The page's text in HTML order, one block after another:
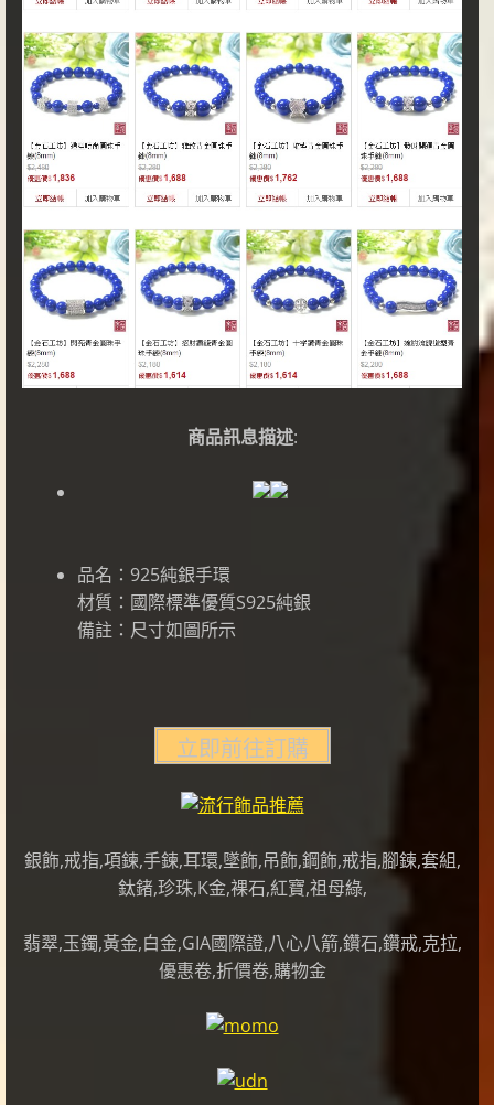
商品訊息描述:
品名：925純銀手環
材質：國際標準優質S925純銀
備註：尺寸如圖所示
銀飾,戒指,項鍊,手鍊,耳環,墜飾,吊飾,鋼飾,戒指,腳鍊,套組,
鈦鍺,珍珠,K金,裸石,紅寶,祖母綠,
翡翠,玉鐲,黃金,白金,GIA國際證,八心八箭,鑽石,鑽戒,克拉,
優惠卷,折價卷,購物金